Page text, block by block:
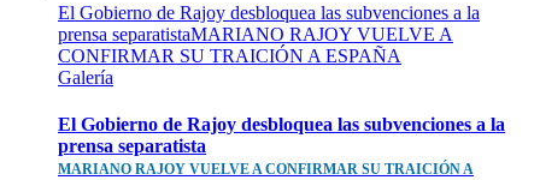
El Gobierno de Rajoy desbloquea las subvenciones a la
prensa separatistaMARIANO RAJOY VUELVE A
CONFIRMAR SU TRAICIÓN A ESPAÑA
Galería
El Gobierno de Rajoy desbloquea las subvenciones a la
prensa separatista
MARIANO RAJOY VUELVE A CONFIRMAR SU TRAICIÓN A